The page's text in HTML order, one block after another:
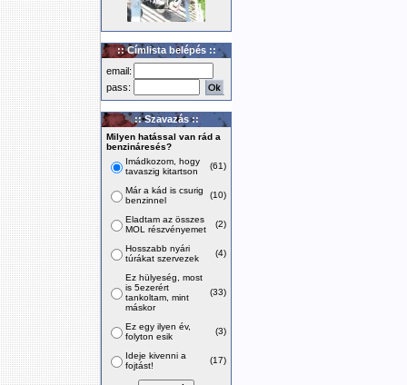
:: Címlista belépés ::
email:
pass:
:: Szavazás ::
Milyen hatással van rád a
benzináresés?
Imádkozom, hogy
tavaszig kitartson
(61)
Már a kád is csurig
benzinnel
(10)
Eladtam az összes
MOL részvényemet
(2)
Hosszabb nyári
túrákat szervezek
(4)
Ez hülyeség, most
is 5ezerért
tankoltam, mint
máskor
(33)
Ez egy ilyen év,
folyton esik
(3)
Ideje kivenni a
fojtást!
(17)